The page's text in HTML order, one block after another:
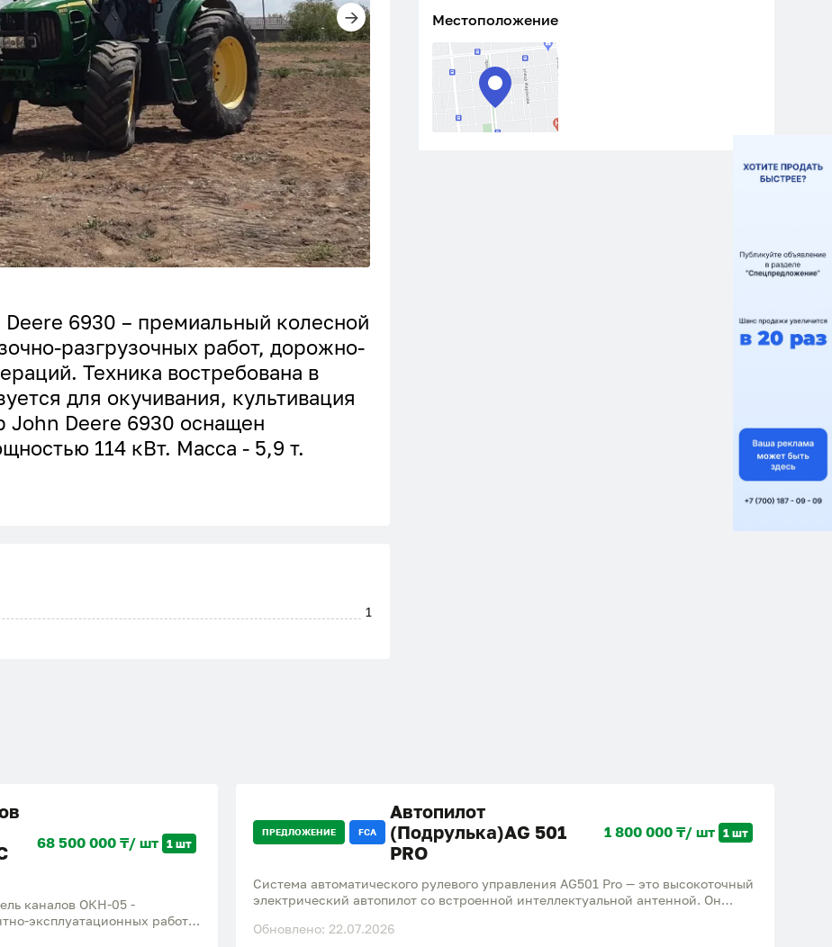
6930 – премиальный колесной
разгрузочных работ, дорожно-
Техника востребована в
для окучивания, культивация
John Deere 6930 оснащен
114 кВт. Масса - 5,9 т.
1
Местоположение
68 500 000 ₸/ шт 1 шт
каналов ОКН-05 -
эксплуатационных работ
ПРЕДЛОЖЕНИЕ FCA
Автопилот
(Подрулька)AG 501
PRO
1 800 000 ₸/ шт 1 шт
Система автоматического рулевого управления AG501 Pro — это высокоточный
электрический автопилот со встроенной интеллектуальной антенной. Он
комбайнов и опрыскивателей. Компания Бас Агрос реализует автопилоты для
Обновлено: 22.07.2026